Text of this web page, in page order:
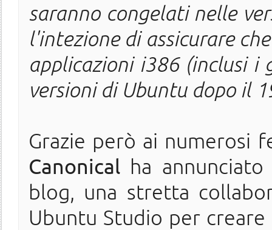
saranno congelati nelle
l'intezione di assicurare
applicazioni i386 (inclusi i
versioni di Ubuntu dopo il
Grazie però ai numerosi
Canonical ha
blog, una stretta
Ubuntu Studio per